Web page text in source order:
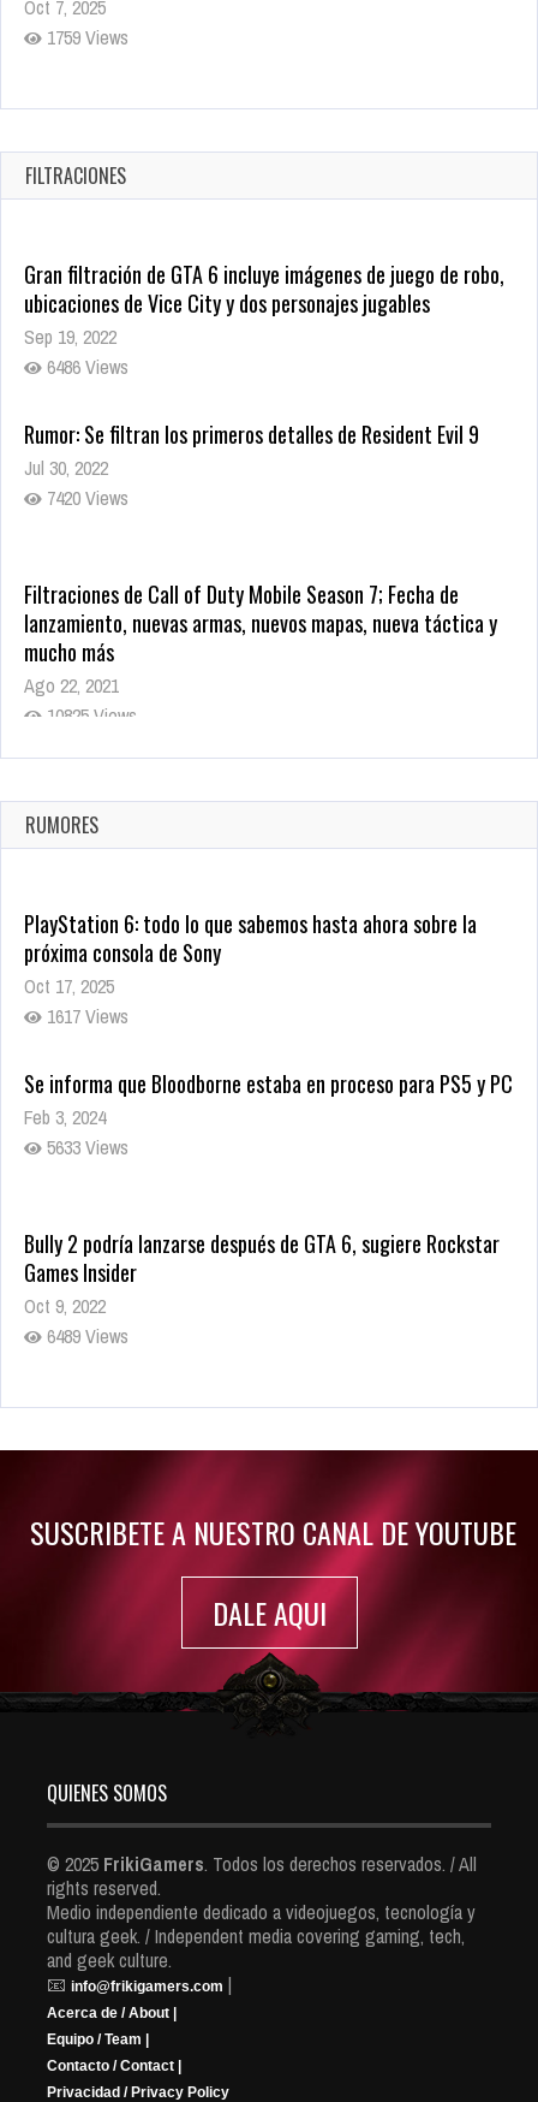
Oct 22, 2025
1340 Views
Revive el terror: El conjuro 4: Últimos ritos ya está disponible
Oct 20, 2025
1382 Views
FILTRACIONES
Gran filtración de GTA 6 incluye imágenes de juego de robo,
ubicaciones de Vice City y dos personajes jugables
Sep 19, 2022
6486 Views
Rumor: Se filtran los primeros detalles de Resident Evil 9
Jul 30, 2022
7420 Views
Filtraciones de Call of Duty Mobile Season 7; Fecha de
lanzamiento, nuevas armas, nuevos mapas, nueva táctica y
mucho más
Ago 22, 2021
10825 Views
La configuración de Call of Duty 2021 aparentemente ya fue
Ago 8, 2021
10008 Views
RUMORES
PlayStation 6: todo lo que sabemos hasta ahora sobre la
próxima consola de Sony
Oct 17, 2025
1617 Views
Se informa que Bloodborne estaba en proceso para PS5 y PC
Feb 3, 2024
5633 Views
Bully 2 podría lanzarse después de GTA 6, sugiere Rockstar
Games Insider
Oct 9, 2022
6489 Views
Rumor: Se filtran los primeros detalles de Resident Evil 9
SUSCRIBETE A NUESTRO CANAL DE YOUTUBE
DALE AQUI
QUIENES SOMOS
© 2025 FrikiGamers. Todos los derechos reservados. / All
rights reserved.
Medio independiente dedicado a videojuegos, tecnología y
cultura geek. / Independent media covering gaming, tech,
and geek culture.
📧 info@frikigamers.com |
Acerca de / About |
Equipo / Team |
Contacto / Contact |
Privacidad / Privacy Policy